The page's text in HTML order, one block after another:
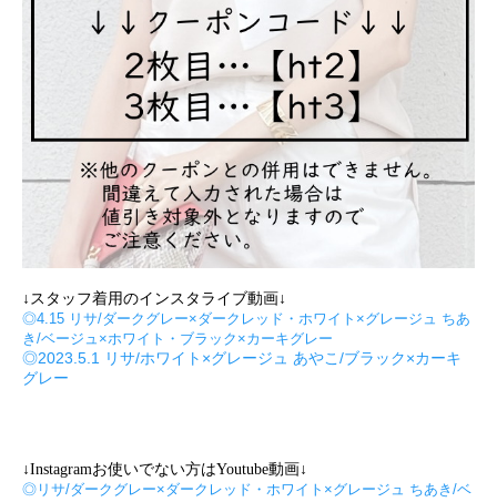
↓スタッフ着用のインスタライブ動画↓
◎4.15 リサ/ダークグレー×ダークレッド・ホワイト×グレージュ ちあ
き/ベージュ×ホワイト・ブラック×カーキグレー
◎2023.5.1 リサ/ホワイト×グレージュ あやこ/ブラック×カーキ
グレー
↓Instagramお使いでない方はYoutube動画↓
◎リサ/ダークグレー×ダークレッド・ホワイト×グレージュ ちあき/ベ